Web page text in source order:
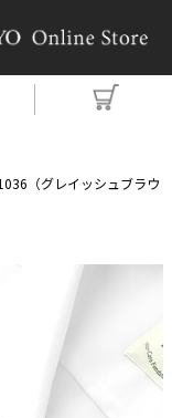
（グレイッシュブラウ